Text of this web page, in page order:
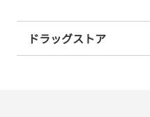
ドラッグストア